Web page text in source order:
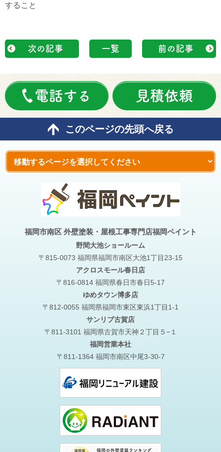
すること
次の記事 一覧 前の記事
電話する 見積依頼
このページの先頭へ戻る
福岡市南区 外壁塗装・屋根工事専門店福岡ペイント
野間大池ショールーム
〒815-0073 福岡県福岡市南区大池1丁目23-15
アクロスモール春日店
〒816-0814 福岡県春日市春日5-17
ゆめタウン博多店
〒812-0055 福岡県福岡市東区東浜1丁目1-1
サンリブ古賀店
〒811-3101 福岡県古賀市天神２丁目５−１
福岡営業本社
〒811-1364 福岡市南区中尾3-30-7